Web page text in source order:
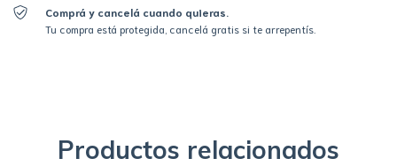
Comprá y cancelá cuando quieras.
Tu compra está protegida, cancelá gratis si te arrepentís.
Productos relacionados